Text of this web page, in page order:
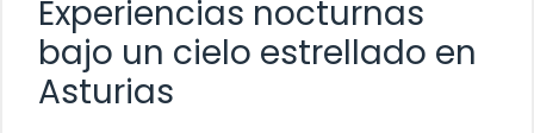
Experiencias nocturnas
bajo un cielo estrellado en
Asturias